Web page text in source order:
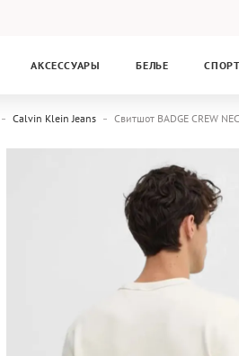
АКСЕССУАРЫ БЕЛЬЕ СПОРТ
Calvin Klein Jeans Свитшот BADGE CREW